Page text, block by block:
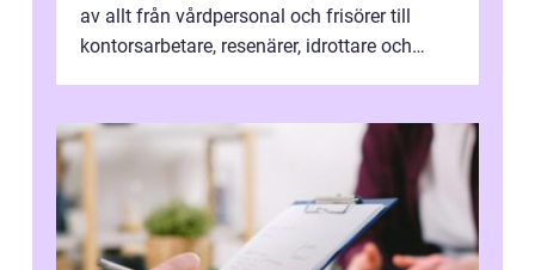
av allt från vårdpersonal och frisörer till
kontorsarbetare, resenärer, idrottare och